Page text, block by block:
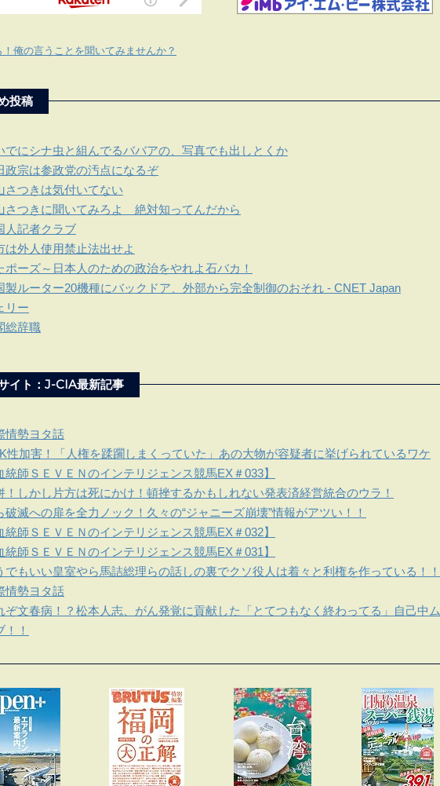
！俺の言うことを聞いてみませんか？
投稿
でにシナ虫と組んでるババアの、写真でも出しとくか
政宗は参政党の汚点になるぞ
さつきは気付いてない
さつきに聞いてみろよ 絶対知ってんだから
人記者クラブ
は外人使用禁止法出せよ
ポーズ～日本人のための政治をやれよ石バカ！
製ルーター20機種にバックドア、外部から完全制御のおそれ - CNET Japan
リー
総辞職
イト：J-CIA最新記事
情勢ヨタ話
性加害！「人権を蹂躙しまくっていた」あの大物が容疑者に挙げられているワケ
統師ＳＥＶＥＮのインテリジェンス競馬EX＃033】
！しかし片方は死にかけ！頓挫するかもしれない発表済経営統合のウラ！
破滅への扉を全力ノック！久々の“ジャニーズ崩壊”情報がアツい！！
統師ＳＥＶＥＮのインテリジェンス競馬EX＃032】
統師ＳＥＶＥＮのインテリジェンス競馬EX＃031】
でもいい皇室やら馬詰総理らの話しの裏でクソ役人は着々と利権を作っている！！
情勢ヨタ話
ぞ文春病！？松本人志、がん発覚に貢献した「とてつもなく終わってる」自己中ム
！！